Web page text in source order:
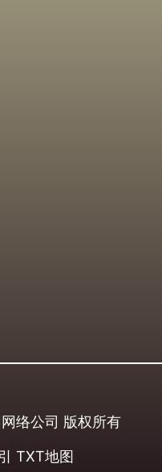
络公司 版权所有
TXT地图